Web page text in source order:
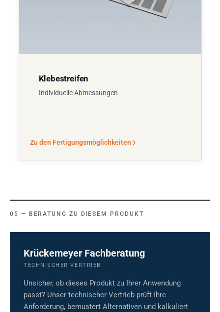
Klebestreifen
Individuelle Abmessungen
Zu den Fertigungsmöglichkeiten
BERATUNG ZU DIESEM PRODUKT
Krückemeyer Fachberatung
TECHNISCHER VERTRIEB
Unsicher, ob dieses Produkt zu Ihrer Anwendung
passt? Unser technischer Vertrieb prüft Ihre
Anforderung, bemustert Alternativen und kalkuliert